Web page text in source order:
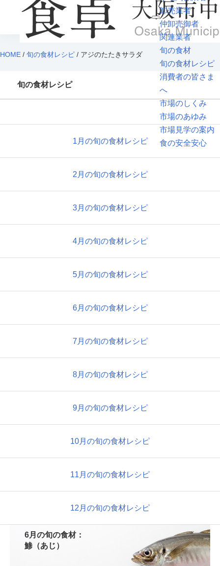
卸売業者
仲卸売御者
関連業者
旬の食材
旬の食材レシピ
消費者の皆さま
へ
市場のしくみ
市場のあゆみ
市場見学の案内
食の安全安心
HOME / 旬の食材レシピ / アジのたたきサラダ
旬の食材レシピ
1月の旬の食材レシピ
2月の旬の食材レシピ
3月の旬の食材レシピ
4月の旬の食材レシピ
5月の旬の食材レシピ
6月の旬の食材レシピ
7月の旬の食材レシピ
8月の旬の食材レシピ
9月の旬の食材レシピ
10月の旬の食材レシピ
11月の旬の食材レシピ
12月の旬の食材レシピ
6月の旬の食材：
鯵（あじ）